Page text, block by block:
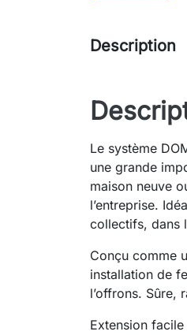
Description
Le système
une grande
maison neuve
l’entreprise.
collectifs, dans
Conçu comme
installation de
l’offrons. Sûre,
Extension